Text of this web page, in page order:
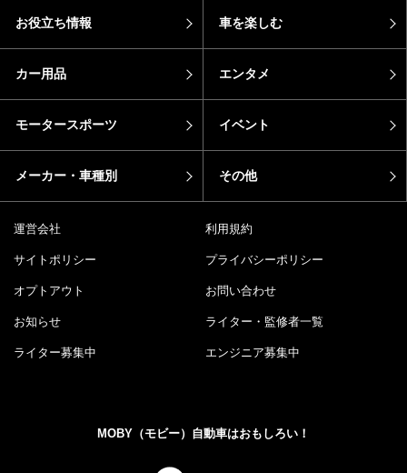
お役立ち情報 車を楽しむ
カー用品 エンタメ
モータースポーツ イベント
メーカー・車種別 その他
運営会社 利用規約
サイトポリシー プライバシーポリシー
オプトアウト お問い合わせ
お知らせ ライター・監修者一覧
ライター募集中 エンジニア募集中
MOBY（モビー）自動車はおもしろい！